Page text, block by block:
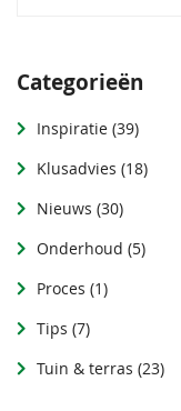
Categorieën
Inspiratie (39)
Klusadvies (18)
Nieuws (30)
Onderhoud (5)
Proces (1)
Tips (7)
Tuin & terras (23)